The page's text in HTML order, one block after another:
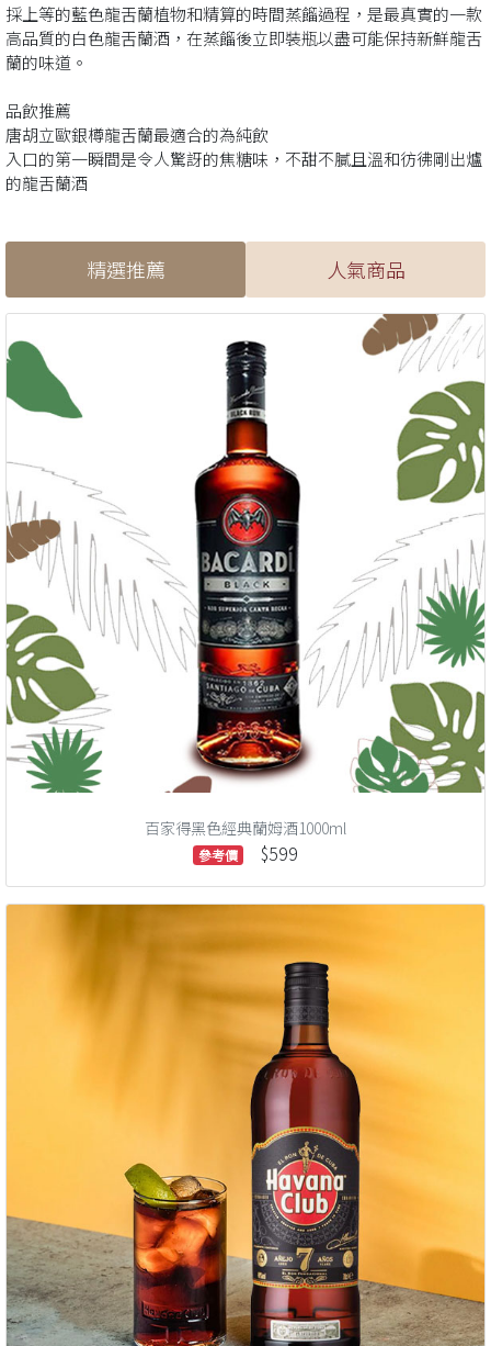
採上等的藍色龍舌蘭植物和精算的時間蒸餾過程，是最真實的一款
高品質的白色龍舌蘭酒，在蒸餾後立即裝瓶以盡可能保持新鮮龍舌
蘭的味道。
品飲推薦
唐胡立歐銀樽龍舌蘭最適合的為純飲
入口的第一瞬間是令人驚訝的焦糖味，不甜不膩且溫和彷彿剛出爐
的龍舌蘭酒
精選推薦 人氣商品
百家得黑色經典蘭姆酒1000ml
參考價 $599